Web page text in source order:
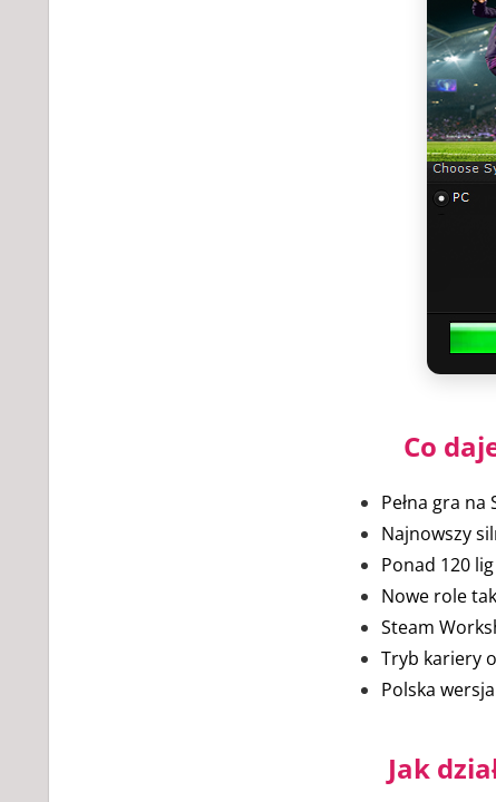
Co
Pełna gra
Najnowszy
Ponad 120
Nowe role
Steam
Tryb kariery
Polska
Jak